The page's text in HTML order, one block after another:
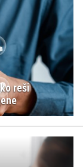
reši